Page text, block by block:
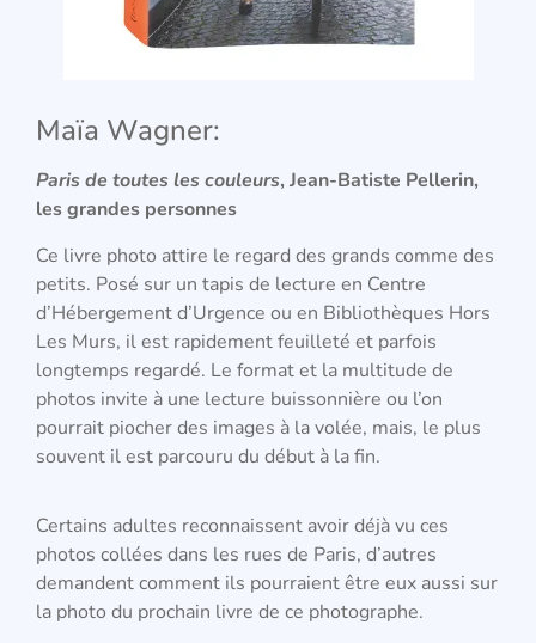
Maïa Wagner:
Paris de toutes les couleurs, Jean-Batiste Pellerin,
les grandes personnes
Ce livre photo attire le regard des grands comme des
petits. Posé sur un tapis de lecture en Centre
d’Hébergement d’Urgence ou en Bibliothèques Hors
Les Murs, il est rapidement feuilleté et parfois
longtemps regardé. Le format et la multitude de
photos invite à une lecture buissonnière ou l’on
pourrait piocher des images à la volée, mais, le plus
souvent il est parcouru du début à la fin.
Certains adultes reconnaissent avoir déjà vu ces
photos collées dans les rues de Paris, d’autres
demandent comment ils pourraient être eux aussi sur
la photo du prochain livre de ce photographe.